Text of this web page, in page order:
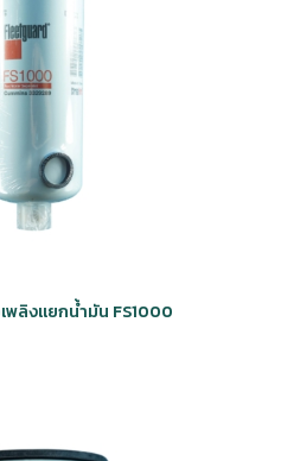
พลิงแยกน้ำมัน FS1000